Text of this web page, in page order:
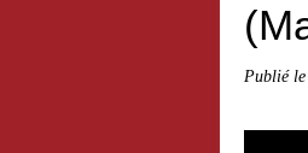
Publié le